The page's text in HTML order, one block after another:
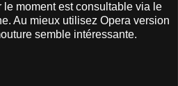
moment est consultable via le
Au mieux utilisez Opera version
semble intéressante.